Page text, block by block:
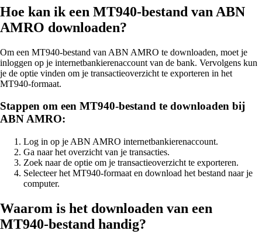
Hoe kan ik een MT940-bestand van ABN
AMRO downloaden?
Om een MT940-bestand van ABN AMRO te downloaden, moet je
inloggen op je internetbankierenaccount van de bank. Vervolgens kun
je de optie vinden om je transactieoverzicht te exporteren in het
MT940-formaat.
Stappen om een MT940-bestand te downloaden bij
ABN AMRO:
Log in op je ABN AMRO internetbankierenaccount.
Ga naar het overzicht van je transacties.
Zoek naar de optie om je transactieoverzicht te exporteren.
Selecteer het MT940-formaat en download het bestand naar je
computer.
Waarom is het downloaden van een
MT940-bestand handig?